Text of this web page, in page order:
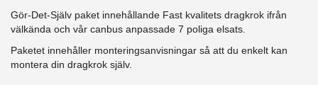
Gör-Det-Själv paket innehållande Fast kvalitets dragkrok ifrån
välkända och vår canbus anpassade 7 poliga elsats.
Paketet innehåller monteringsanvisningar så att du enkelt kan
montera din dragkrok själv.